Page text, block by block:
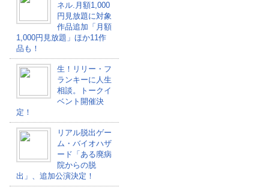
ネル.月額1,000
円見放題に対象
作品追加「月額
1,000円見放題」ほか11作
品も！
生！リリー・フ
ランキーに人生
相談。トークイ
ベント開催決
定！
リアル脱出ゲー
ム・バイオハザ
ード「ある廃病
院からの脱
出」、追加公演決定！